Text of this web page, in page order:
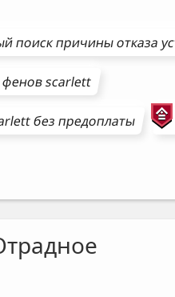
поиск причины отказа
феновscarlett
без предоплаты